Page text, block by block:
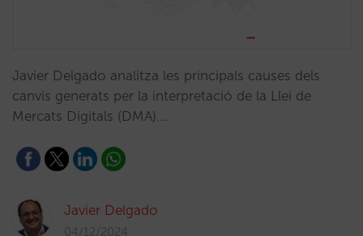
Javier Delgado analitza les principals causes dels
canvis generats per la interpretació de la Llei de
Mercats Digitals (DMA).…
Javier Delgado
04/12/2024